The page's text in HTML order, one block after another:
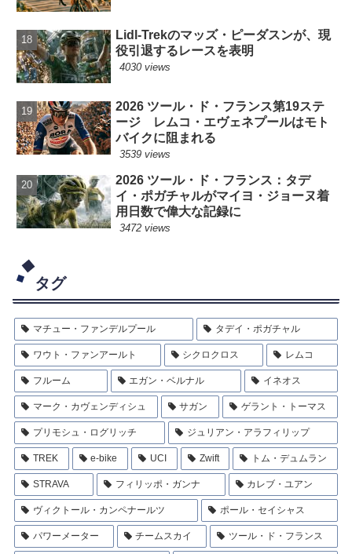
Lidl-Trekのマッズ・ピーダスンが、現
役引退するレースを表明
4030 views
2026 ツール・ド・フランス第19ステ
ージ レムコ・エヴェネプールはモト
バイクに阻まれる
3539 views
2026 ツール・ド・フランス：タデ
イ・ポガチャルがマイヨ・ジョーヌ着
用日数で偉大な記録に
3472 views
タグ
マチュー・ファンデルプール タデイ・ポガチャル
ワウト・ファンアールト シクロクロス レムコ
フルーム エガン・ベルナル イネオス
マーク・カヴェンディシュ サガン ゲラント・トーマス
プリモシュ・ログリッチ ジュリアン・アラフィリップ
TREK e-bike UCI Zwift トム・デュムラン
STRAVA フィリッポ・ガンナ カレブ・ユアン
ヴィクトール・カンペナールツ ポール・セイシャス
パワーメーター チームスカイ ツール・ド・フランス